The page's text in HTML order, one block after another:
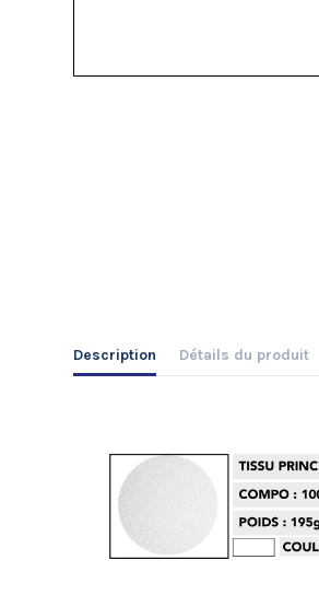
Description Détails du produit